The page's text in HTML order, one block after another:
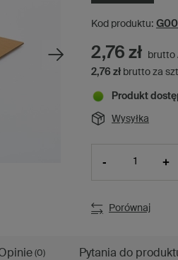
Kod produktu:
2,76 zł brutto
2,76 zł brutto za
Produkt
Wysyłka
- +
Porównaj
(0) Pytania do